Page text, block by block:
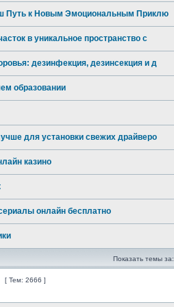
Путь к Новым Эмоциональным Приклю
в уникальное пространство с
дезинфекция, дезинсекция и д
образовании
для установки свежих драйверо
казино
онлайн бесплатно
Показать темы за:
[ Тем: 2666 ]